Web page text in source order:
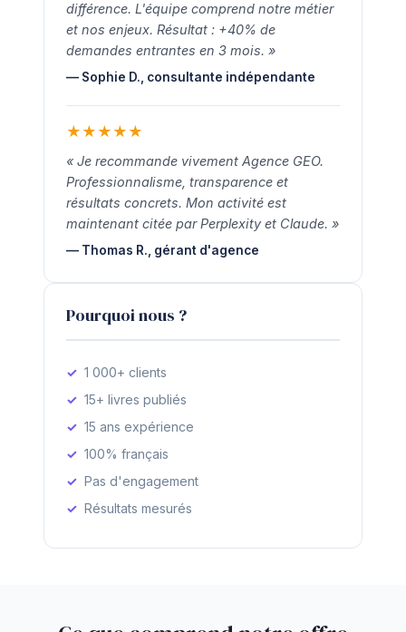
différence. L'équipe comprend notre métier
et nos enjeux. Résultat : +40% de
demandes entrantes en 3 mois. »
— Sophie D., consultante indépendante
★ ★ ★ ★ ★
« Je recommande vivement Agence GEO.
Professionnalisme, transparence et
résultats concrets. Mon activité est
maintenant citée par Perplexity et Claude. »
— Thomas R., gérant d'agence
Pourquoi nous ?
1 000+ clients
15+ livres publiés
15 ans expérience
100% français
Pas d'engagement
Résultats mesurés